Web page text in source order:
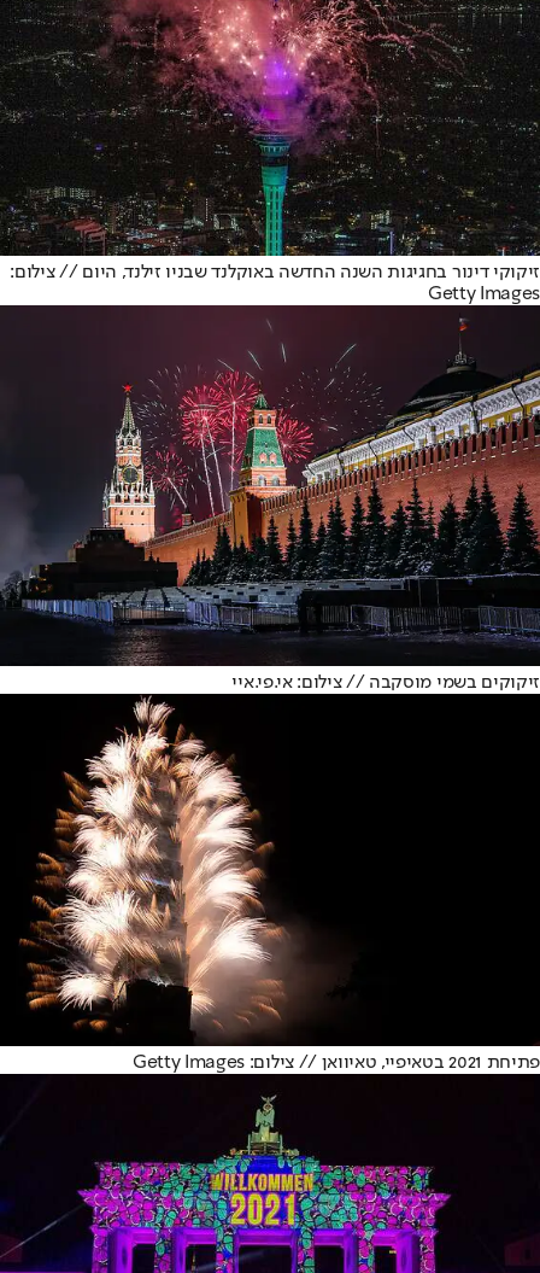
זיקוקי דינור בחגיגות השנה החדשה באוקלנד שבניו זילנד, היום // צילום:
Getty Images
זיקוקים בשמי מוסקבה // צילום: אי.פי.איי
פתיחת 2021 בטאיפיי, טאיוואן // צילום: Getty Images